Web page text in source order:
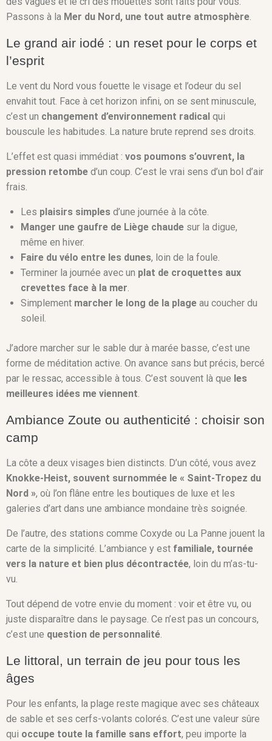
Passons à la Mer du Nord, une tout autre atmosphère.
Le grand air iodé : un reset pour le corps et
l’esprit
Le vent du Nord vous fouette le visage et l’odeur du sel
envahit tout. Face à cet horizon infini, on se sent minuscule,
c’est un changement d’environnement radical qui
bouscule les habitudes. La nature brute reprend ses droits.
L’effet est quasi immédiat : vos poumons s’ouvrent, la
pression retombe d’un coup. C’est le vrai sens d’un bol d’air
frais.
Les plaisirs simples d’une journée à la côte.
Manger une gaufre de Liège chaude sur la digue,
même en hiver.
Faire du vélo entre les dunes, loin de la foule.
Terminer la journée avec un plat de croquettes aux
crevettes face à la mer.
Simplement marcher le long de la plage au coucher du
soleil.
J’adore marcher sur le sable dur à marée basse, c’est une
forme de méditation active. On avance sans but précis, bercé
par le ressac, accessible à tous. C’est souvent là que les
meilleures idées me viennent.
Ambiance Zoute ou authenticité : choisir son
camp
La côte a deux visages bien distincts. D’un côté, vous avez
Knokke-Heist, souvent surnommée le « Saint-Tropez du
Nord », où l’on flâne entre les boutiques de luxe et les
galeries d’art dans une ambiance mondaine très soignée.
De l’autre, des stations comme Coxyde ou La Panne jouent la
carte de la simplicité. L’ambiance y est familiale, tournée
vers la nature et bien plus décontractée, loin du m’as-tu-
vu.
Tout dépend de votre envie du moment : voir et être vu, ou
juste disparaître dans le paysage. Ce n’est pas un concours,
c’est une question de personnalité.
Le littoral, un terrain de jeu pour tous les
âges
Pour les enfants, la plage reste magique avec ses châteaux
de sable et ses cerfs-volants colorés. C’est une valeur sûre
qui occupe toute la famille sans effort, peu importe la